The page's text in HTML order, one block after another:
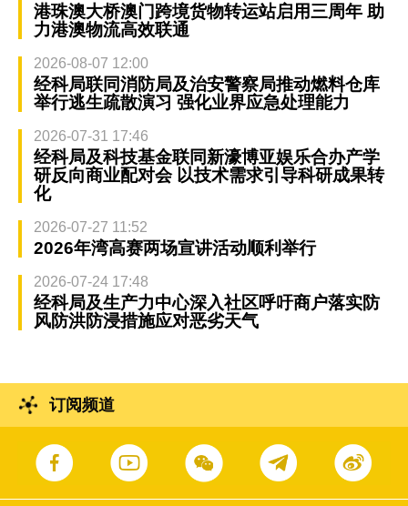
港珠澳大桥澳门跨境货物转运站启用三周年 助
力港澳物流高效联通
2026-08-07 12:00
经科局联同消防局及治安警察局推动燃料仓库
举行逃生疏散演习 强化业界应急处理能力
2026-07-31 17:46
经科局及科技基金联同新濠博亚娱乐合办产学
研反向商业配对会 以技术需求引导科研成果转
化
2026-07-27 11:52
2026年湾高赛两场宣讲活动顺利举行
2026-07-24 17:48
经科局及生产力中心深入社区呼吁商户落实防
风防洪防浸措施应对恶劣天气
订阅频道